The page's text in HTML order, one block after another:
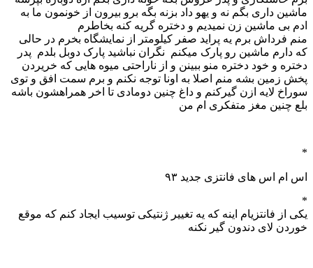
ماشین داری بگم نه و یهو داد بزنه بگه برو بیرون از خونمون ما به
ادم بی ماشین زن نمیدیم و دختره گریه کنه بخاطرم
منم فرداش برم یه پراید صفر کیلومتر از نمایشگاه بخرم در حالی
که دارم ماشین رو پارک میکنم نگران نباشید پارک دوبل بلدم پدر
دختره و خود دختره منو ببینن و از ناراحتی میوه هایی که خریردن
پخش زمین بشه منم اصلا به اونا توجه نکنم و برم سمت افق و توی
سوراخ لایه ازن گیرکنم و داغ چنین دومادی تا اخر همراهشون باشه
بلع چنین مغز متفکری ام من
*
اس ام اس های فانتزی جدید ۹۳
*
یکی از فانتزیام اینه که یه تغییر ژنتیکی توسیب ایجاد کنم که موقع
خوردن لای دندون گیر نکنه